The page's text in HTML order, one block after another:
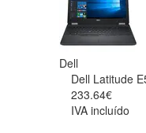
Dell
Dell Latitude
233.64€
IVA incluído